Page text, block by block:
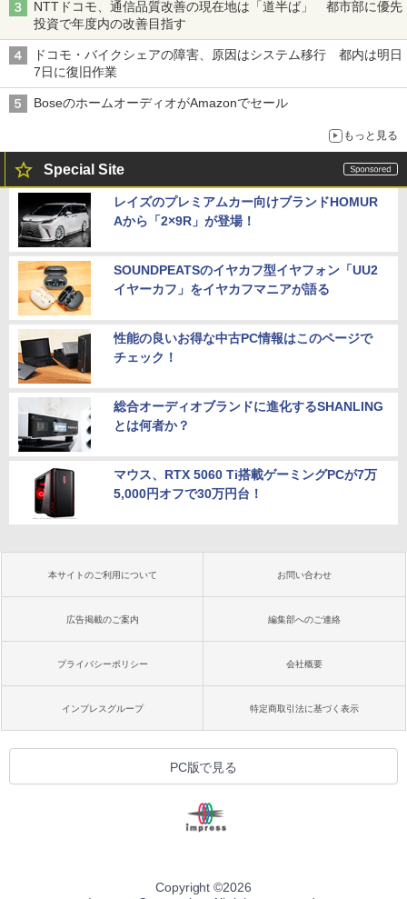
NTTドコモ、通信品質改善の現在地は「道半ば」 都市部に優先
投資で年度内の改善目指す
ドコモ・バイクシェアの障害、原因はシステム移行 都内は明日
7日に復旧作業
BoseのホームオーディオがAmazonでセール
もっと見る
Special Site
レイズのプレミアムカー向けブランドHOMUR
Aから「2×9R」が登場！
SOUNDPEATSのイヤカフ型イヤフォン「UU2
イヤーカフ」をイヤカフマニアが語る
性能の良いお得な中古PC情報はこのページで
チェック！
総合オーディオブランドに進化するSHANLING
とは何者か？
マウス、RTX 5060 Ti搭載ゲーミングPCが7万
5,000円オフで30万円台！
本サイトのご利用について お問い合わせ
広告掲載のご案内 編集部へのご連絡
プライバシーポリシー 会社概要
インプレスグループ 特定商取引法に基づく表示
PC版で見る
Copyright ©2026